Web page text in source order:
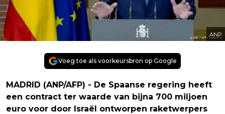
ANP
Voeg toe als voorkeursbron op Google
MADRID (ANP/AFP) - De Spaanse regering heeft
een contract ter waarde van bijna 700 miljoen
euro voor door Israël ontworpen raketwerpers